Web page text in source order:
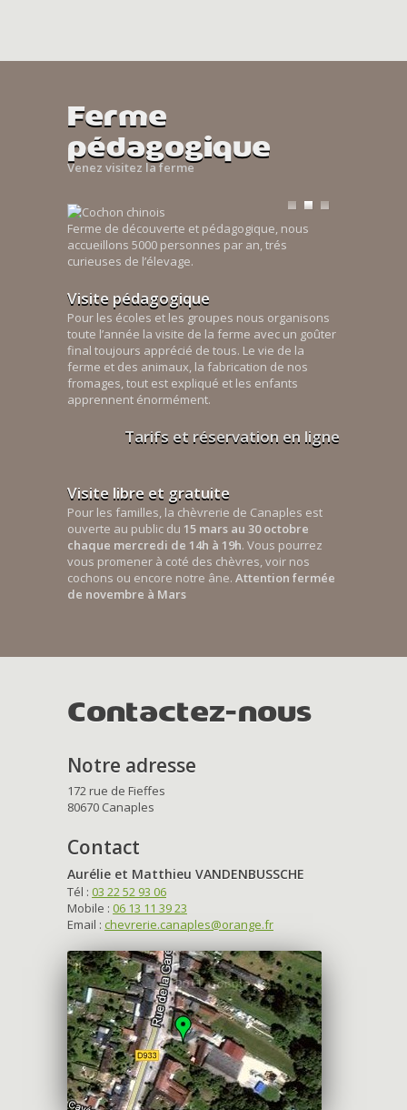
Ferme
pédagogique
Venez visitez la ferme
Ferme de découverte et pédagogique, nous
accueillons 5000 personnes par an, trés
curieuses de l’élevage.
Visite pédagogique
Pour les écoles et les groupes nous organisons
toute l’année la visite de la ferme avec un goûter
final toujours apprécié de tous. Le vie de la
ferme et des animaux, la fabrication de nos
fromages, tout est expliqué et les enfants
apprennent énormément.
Tarifs et réservation en ligne
Visite libre et gratuite
Pour les familles, la chèvrerie de Canaples est
ouverte au public du 15 mars au 30 octobre
chaque mercredi de 14h à 19h. Vous pourrez
vous promener à coté des chèvres, voir nos
cochons ou encore notre âne. Attention fermée
de novembre à Mars
Contactez-nous
Notre adresse
172 rue de Fieffes
80670 Canaples
Contact
Aurélie et Matthieu VANDENBUSSCHE
Tél : 03 22 52 93 06
Mobile : 06 13 11 39 23
Email : chevrerie.canaples@orange.fr